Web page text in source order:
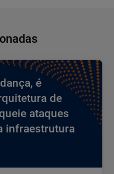
é
de
ataques
infraestrutura